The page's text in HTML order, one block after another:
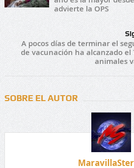
advierte la OPS
A pocos días de terminar el
de vacunación ha alcanzado el
animales
SOBRE EL AUTOR